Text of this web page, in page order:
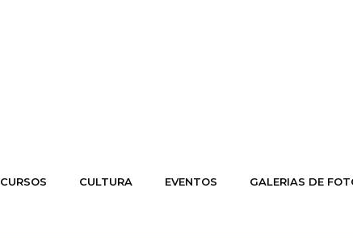
CURSOS CULTURA EVENTOS GALERIAS DE